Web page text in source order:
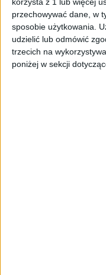
przechowywać dane, w
sposobie użytkowania.
udzielić lub odmówić
trzecich na
poniżej w sekcji
4 łyżki miodu
2 łyżki soli
Surówka: